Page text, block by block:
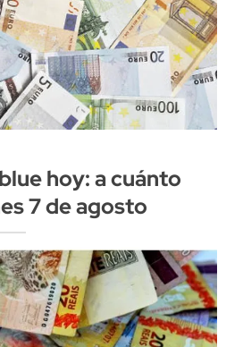
hoy: a cuánto
7 de agosto